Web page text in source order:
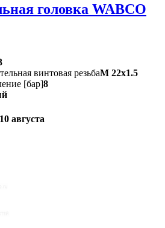
головка WABCO
винтовая резьбаM 22x1.5
[бар]8
10 августа